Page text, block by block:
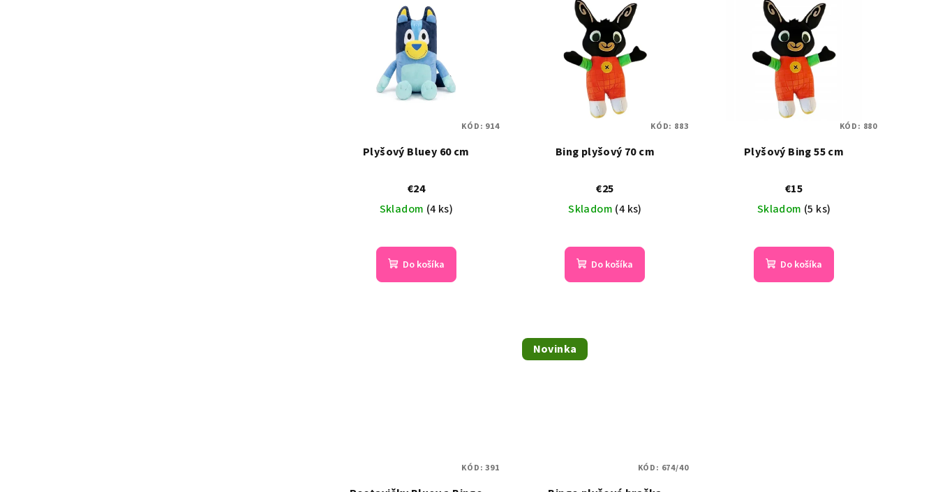
Plyšový Bluey 60 cm
€24
Skladom (4 ks)
Do košíka
KÓD: 914
Bing plyšový 70 cm
€25
Skladom (4 ks)
hodnotenie
produktu
je
Do košíka
KÓD: 883
Plyšový Bing 55 cm
€15
Skladom (5 ks)
hodnotenie
produktu
je
Do košíka
KÓD: 880
KÓD:391
Novinka
KÓD: 674/40